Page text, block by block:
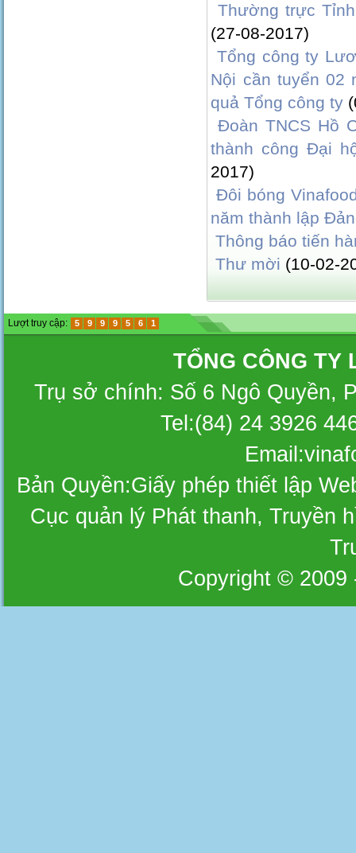
Thường trực
(27-08-2017)
Tổng công ty
Nội cần tuyển 02
quả Tổng công ty
Đoàn TNCS Hồ
thành công Đại
2017)
Đôi bóng
năm thành lập
Thông báo tiến
Thư mời (10-02-
Lượt truy cập: 5 9 9 9 5 6 1
TỔNG CÔNG TY
Trụ sở chính: Số 6 Ngô Quyền,
Tel:(84) 24 3926
Bản Quyền:Giấy phép thiết lập
Cục quản lý Phát thanh, Truyền
Copyright © 2009